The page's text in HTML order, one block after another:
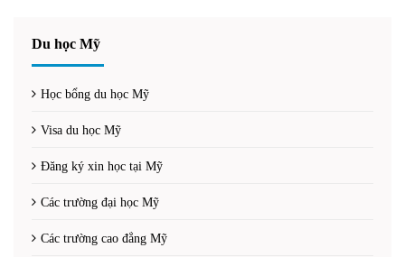
Du học Mỹ
Học bổng du học Mỹ
Visa du học Mỹ
Đăng ký xin học tại Mỹ
Các trường đại học Mỹ
Các trường cao đẳng Mỹ